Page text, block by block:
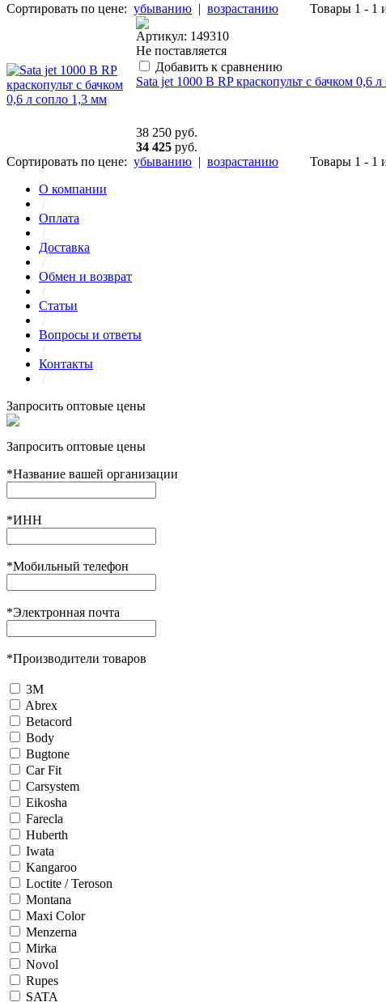
Сортировать по цене: убыванию | возрастанию Товары 1 - 1
Артикул: 149310
Не поставляется
Добавить к сравнению
Sata jet 1000 B RP краскопульт с бачком 0,6
38 250 руб.
34 425 руб.
Сортировать по цене: убыванию | возрастанию Товары 1 - 1
О компании
/
Оплата
/
Доставка
/
Обмен и возврат
/
Статьи
/
Вопросы и ответы
/
Контакты
/
Запросить оптовые цены
Запросить оптовые цены
*Название вашей организации
*ИНН
*Мобильный телефон
*Электронная почта
*Производители товаров
3М
Abrex
Betacord
Body
Bugtone
Car Fit
Carsystem
Eikosha
Farecla
Huberth
Iwata
Kangaroo
Loctite / Teroson
Montana
Maxi Color
Menzerna
Mirka
Novol
Rupes
SATA